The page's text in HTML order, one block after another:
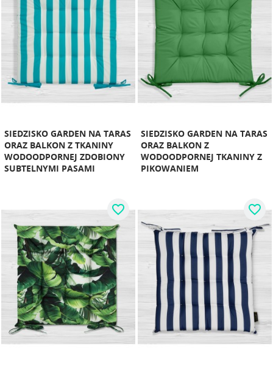
SIEDZISKO GARDEN NA TARAS
ORAZ BALKON Z TKANINY
WODOODPORNEJ ZDOBIONY
SUBTELNYMI PASAMI
SIEDZISKO GARDEN NA TARAS
ORAZ BALKON Z
WODOODPORNEJ TKANINY Z
PIKOWANIEM
favorite_border favorite_border